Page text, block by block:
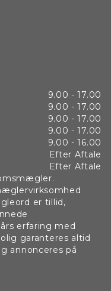
9.00 - 17.00
9.00 - 17.00
9.00 - 17.00
9.00 - 17.00
9.00 - 16.00
Efter Aftale
Efter Aftale
er tillid,
erfaring med
garanteres altid
annonceres på